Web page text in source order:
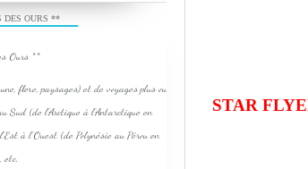
STAR
DES OURS **
flore, paysages) et de voyages plus ou
Sud (de l'Arctique à l'Antarctique en
à l'Ouest (de Polynésie au Pérou en
etc.